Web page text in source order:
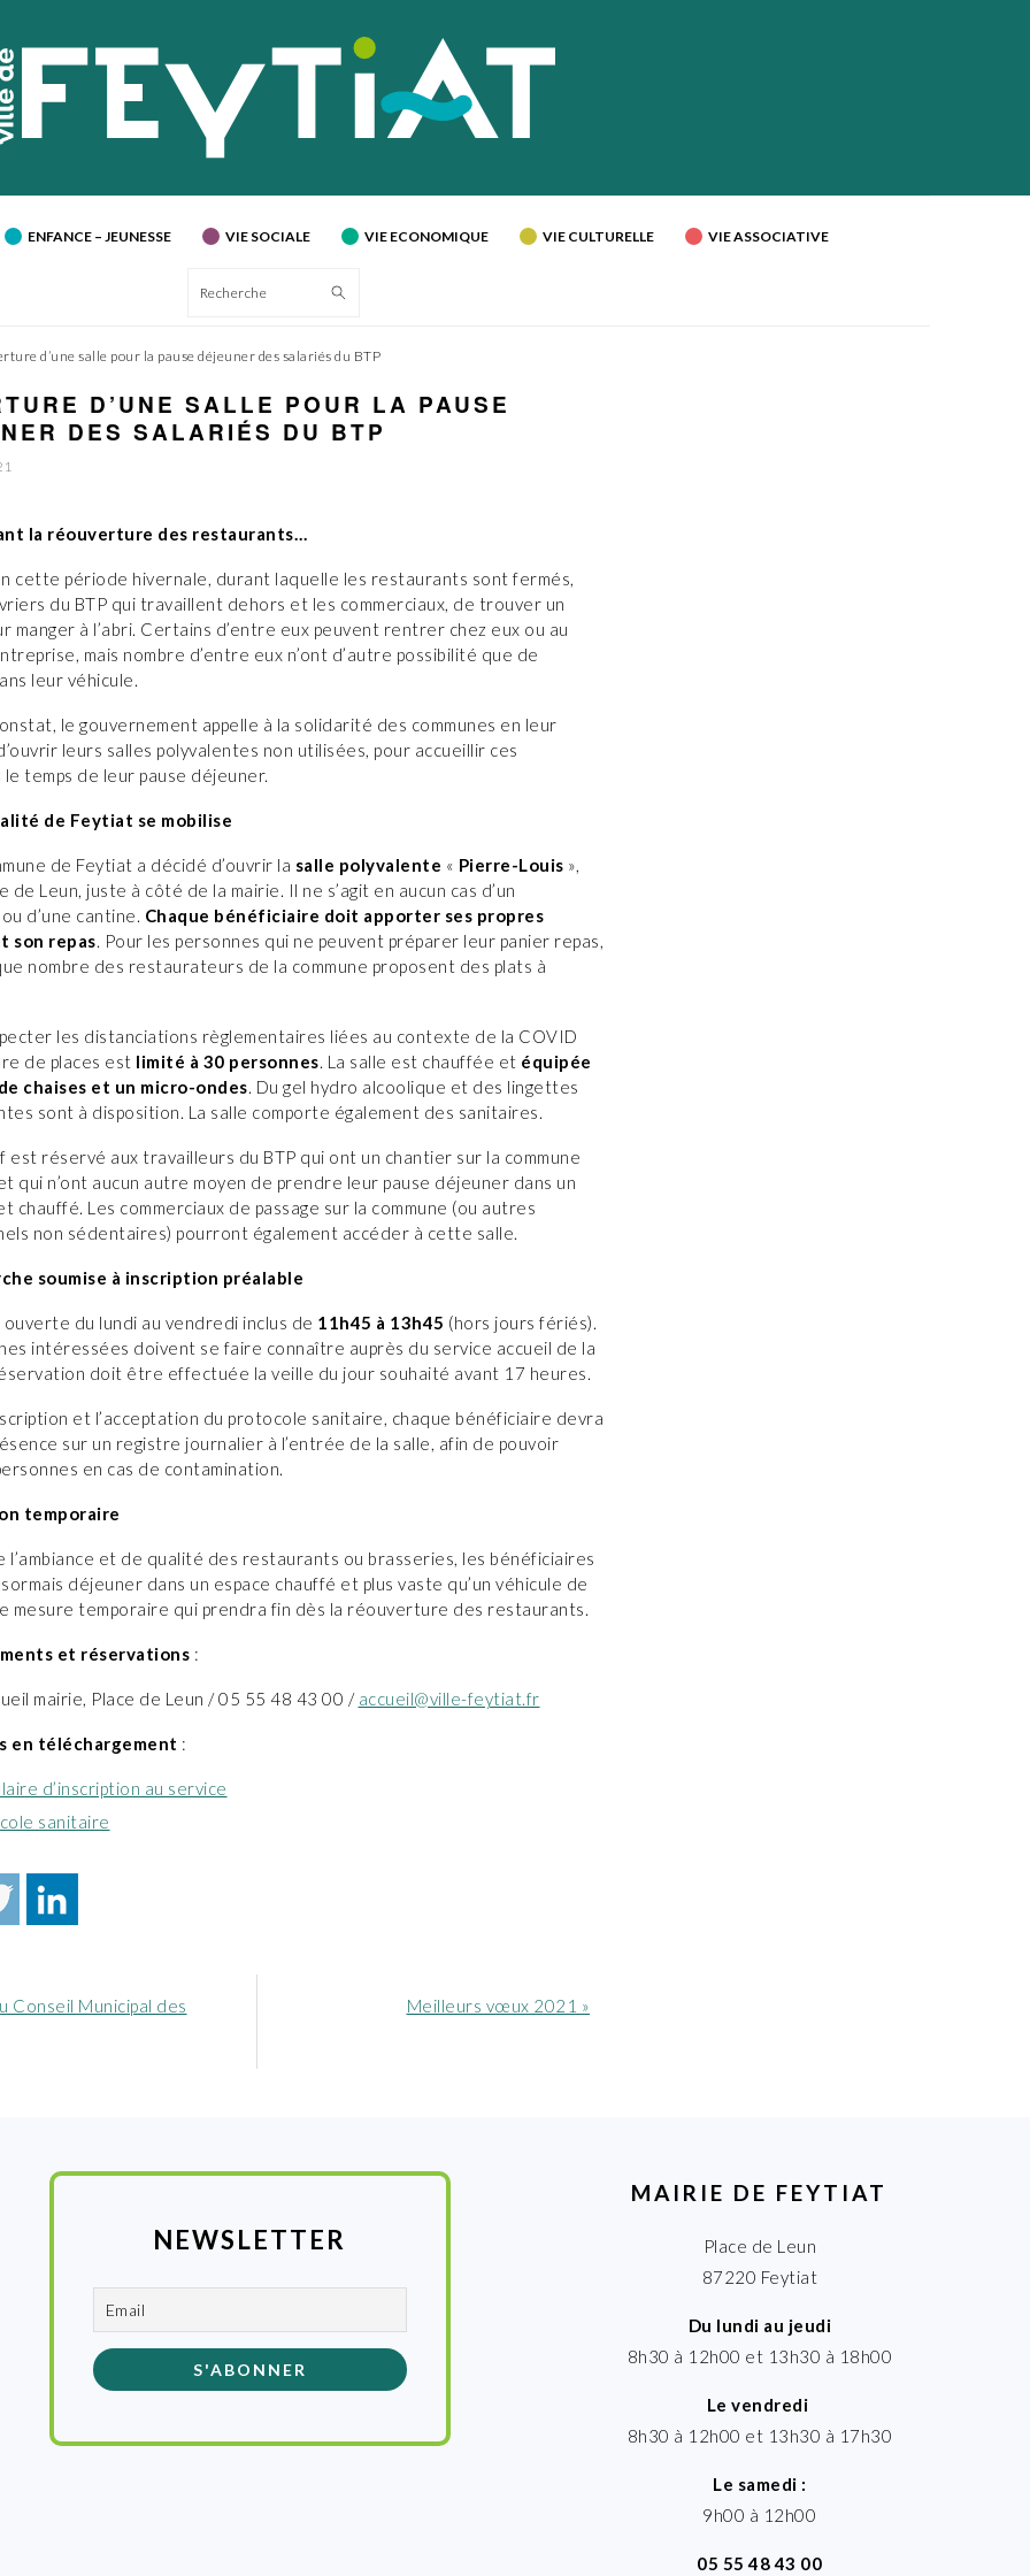
ENFANCE – JEUNESSE VIE SOCIALE VIE ECONOMIQUE VIE CULTURELLE VIE ASSOCIATIVE
Recherche
d’une salle pour la pause déjeuner des salariés du BTP
D’UNE SALLE POUR LA PAUSE
DES SALARIÉS DU BTP
la réouverture des restaurants…
cette période hivernale, durant laquelle les restaurants sont fermés,
du BTP qui travaillent dehors et les commerciaux, de trouver un
manger à l’abri. Certains d’entre eux peuvent rentrer chez eux ou au
mais nombre d’entre eux n’ont d’autre possibilité que de
leur véhicule.
le gouvernement appelle à la solidarité des communes en leur
leurs salles polyvalentes non utilisées, pour accueillir ces
temps de leur pause déjeuner.
de Feytiat se mobilise
de Feytiat a décidé d’ouvrir la salle polyvalente « Pierre-Louis »,
de Leun, juste à côté de la mairie. Il ne s’agit en aucun cas d’un
d’une cantine. Chaque bénéficiaire doit apporter ses propres
son repas. Pour les personnes qui ne peuvent préparer leur panier repas,
nombre des restaurateurs de la commune proposent des plats à
les distanciations règlementaires liées au contexte de la COVID
de places est limité à 30 personnes. La salle est chauffée et équipée
chaises et un micro-ondes. Du gel hydro alcoolique et des lingettes
sont à disposition. La salle comporte également des sanitaires.
est réservé aux travailleurs du BTP qui ont un chantier sur la commune
qui n’ont aucun autre moyen de prendre leur pause déjeuner dans un
chauffé. Les commerciaux de passage sur la commune (ou autres
non sédentaires) pourront également accéder à cette salle.
soumise à inscription préalable
ouverte du lundi au vendredi inclus de 11h45 à 13h45 (hors jours fériés).
intéressées doivent se faire connaître auprès du service accueil de la
doit être effectuée la veille du jour souhaité avant 17 heures.
et l’acceptation du protocole sanitaire, chaque bénéficiaire devra
sur un registre journalier à l’entrée de la salle, afin de pouvoir
en cas de contamination.
temporaire
l’ambiance et de qualité des restaurants ou brasseries, les bénéficiaires
déjeuner dans un espace chauffé et plus vaste qu’un véhicule de
mesure temporaire qui prendra fin dès la réouverture des restaurants.
et réservations :
mairie, Place de Leun / 05 55 48 43 00 / accueil@ville-feytiat.fr
en téléchargement :
d’inscription au service
sanitaire
Conseil Municipal des
Article
Meilleurs vœux 2021 »
NEWSLETTER
MAIRIE DE FEYTIAT
Place de Leun
87220 Feytiat
Du lundi au jeudi
8h30 à 12h00 et 13h30 à 18h00
Le vendredi
8h30 à 12h00 et 13h30 à 17h30
Le samedi :
9h00 à 12h00
05 55 48 43 00